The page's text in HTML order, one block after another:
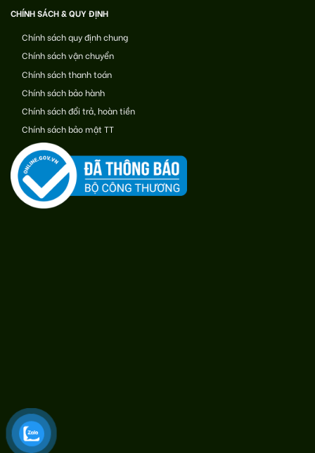
CHÍNH SÁCH & QUY ĐỊNH
Chính sách quy định chung
Chính sách vận chuyển
Chính sách thanh toán
Chính sách bảo hành
Chính sách đổi trả, hoàn tiền
Chính sách bảo mật TT